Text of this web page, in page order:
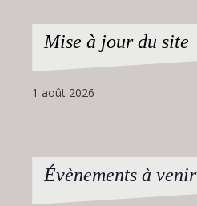
Mise à jour du site
1 août 2026
Évènements à venir